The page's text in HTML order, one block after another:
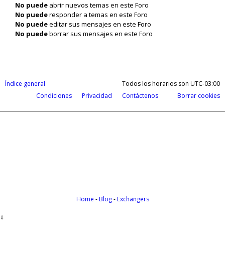
No puede abrir nuevos temas en este Foro
No puederesponder a temas en este Foro
No puedeeditar sus mensajes en este Foro
No puedeborrar sus mensajes en este Foro
Índice general Todos los horarios son UTC-03:00
Borrar cookies
Contáctenos
Privacidad
Condiciones
Home -Blog-Exchangers
⇩